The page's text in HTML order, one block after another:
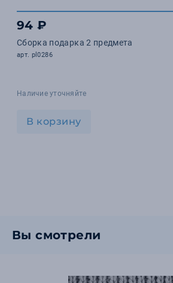
94 ₽
Сборка подарка 2 предмета
арт. pl0286
Наличие уточняйте
В корзину
Вы смотрели